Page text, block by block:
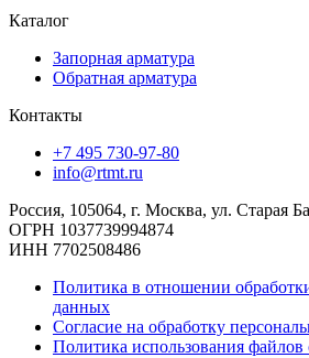
Каталог
Запорная арматура
Обратная арматура
Контакты
+7 495 730-97-80
info@rtmt.ru
Россия, 105064, г. Москва, ул. Старая
ОГРН 1037739994874
ИНН 7702508486
Политика в отношении
данных
Согласие на обработку
Политика использования файлов